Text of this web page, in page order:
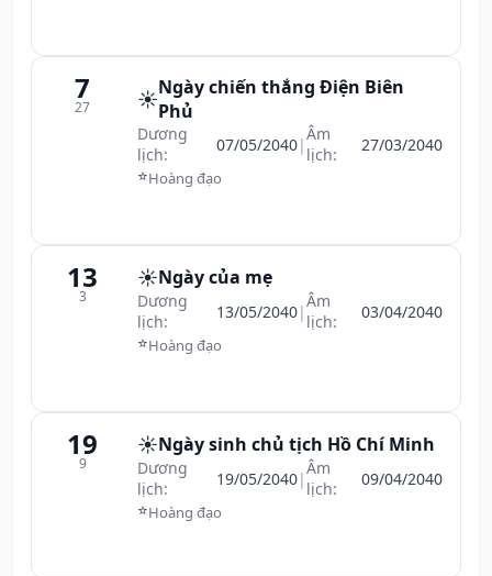
7
27 ☀️Ngày chiến thắng Điện Biên
Phủ
Dương
lịch:
07/05/2040|Âm
lịch:
27/03/2040
⭐Hoàng đạo
13
3
☀️Ngày của mẹ
Dương
lịch:
13/05/2040|Âm
lịch:
03/04/2040
⭐Hoàng đạo
19
9
☀️Ngày sinh chủ tịch Hồ Chí Minh
Dương
lịch:
19/05/2040|Âm
lịch:
09/04/2040
⭐Hoàng đạo